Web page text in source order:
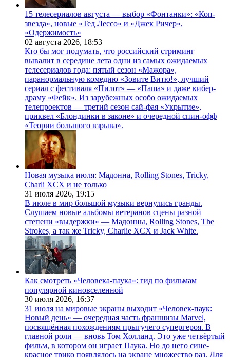
15 телесериалов августа — выбор «Фонтанки»: «Коп-
звезда», новые «Тед Лессо» и «Джек Ричер»,
«Одержимость»
02 августа 2026, 18:53
Кто бы мог подумать, что российский стриминг
вывалит в середине лета одни из самых ожидаемых
телесериалов года: пятый сезон «Мажора»,
паранормальную комедию «Зовите Витю!», лучший
сериал с фестиваля «Пилот» — «Паша» и даже кибер-
драму «Фейк». Из зарубежных особо ожидаемых
телепроектов — третий сезон сай-фая «Укрытие»,
приквел «Блондинки в законе» и очередной спин-офф
«Теории большого взрыва».
Новая музыка июля: Мадонна, Rolling Stones, Tricky,
Charli XCX и не только
31 июля 2026, 19:15
В июле в мир большой музыки вернулись гранды.
Слушаем новые альбомы ветеранов сцены разной
степени «выдержки» — Мадонны, Rolling Stones, The
Strokes, а так же Tricky, Charlie XCX и Jack White.
Как смотреть «Человека-паука»: гид по фильмам
популярной киновселенной
30 июля 2026, 16:37
31 июля на мировые экраны выходит «Человек-паук:
Новый день» — очередная часть франшизы Marvel,
посвящённая похождениям прыгучего супергероя. В
главной роли — вновь Том Холланд. Это уже четвёртый
фильм, в котором он играет Паука. Но до него сине-
красное трико появлялось на экране множество раз. Для